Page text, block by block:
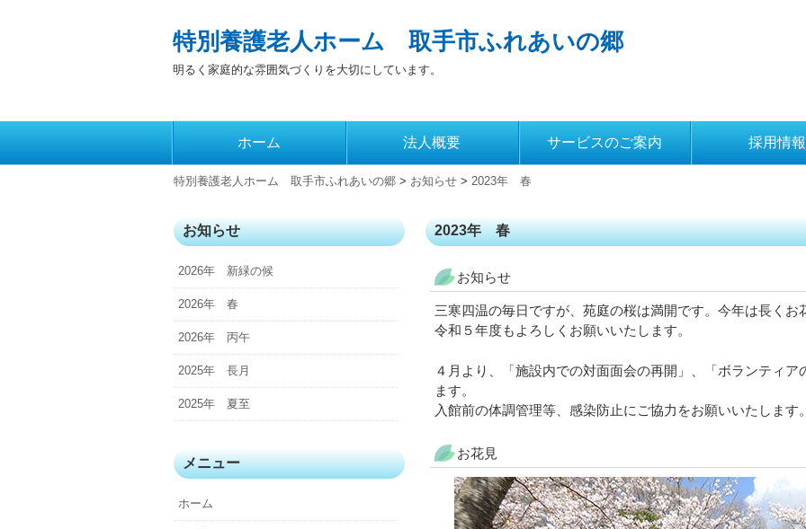
特別養護老人ホーム 取手市ふれあいの郷
明るく家庭的な雰囲気づくりを大切にしています。
メインメニュー
テ
ツ
へ
移
ホーム 法人概要 サービスのご案内 採用情報
特別養護老人ホーム 取手市ふれあいの郷 > お知らせ > 2023年 春
2023年 春
お知らせ
三寒四温の毎日ですが、苑庭の桜は満開です。今年は長くお
令和５年度もよろしくお願いいたします。
４月より、「施設内での対面面会の再開」、「ボランティ
ます。
入館前の体調管理等、感染防止にご協力をお願いいたします
お花見
お知らせ
2026年 新緑の候
2026年 春
2026年 丙午
2025年 長月
2025年 夏至
メニュー
ホーム